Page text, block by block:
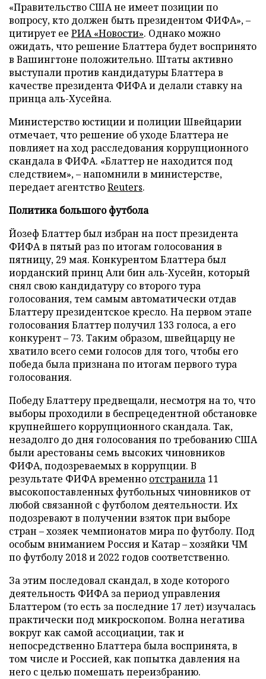
«Правительство США не имеет позиции по
вопросу, кто должен быть президентом ФИФА», –
цитирует ее РИА «Новости». Однако можно
ожидать, что решение Блаттера будет воспринято
в Вашингтоне положительно. Штаты активно
выступали против кандидатуры Блаттера в
качестве президента ФИФА и делали ставку на
принца аль-Хусейна.
Министерство юстиции и полиции Швейцарии
отмечает, что решение об уходе Блаттера не
повлияет на ход расследования коррупционного
скандала в ФИФА. «Блаттер не находится под
следствием», – напомнили в министерстве,
передает агентствоReuters.
Политика большого футбола
Йозеф Блаттер был избран на пост президента
ФИФА в пятый раз по итогам голосования в
пятницу, 29 мая. Конкурентом Блаттера был
иорданский принц Али бин аль-Хусейн, который
снял свою кандидатуру со второго тура
голосования, тем самым автоматически отдав
Блаттеру президентское кресло. На первом этапе
голосования Блаттер получил 133 голоса, а его
конкурент – 73. Таким образом, швейцарцу не
хватило всего семи голосов для того, чтобы его
победа была признана по итогам первого тура
голосования.
Победу Блаттеру предвещали, несмотря на то, что
выборы проходили в беспрецедентной обстановке
крупнейшего коррупционного скандала. Так,
незадолго до дня голосования по требованию США
были арестованы семь высоких чиновников
ФИФА, подозреваемых в коррупции. В
результате ФИФА временно отстранила 11
высокопоставленных футбольных чиновников от
любой связанной с футболом деятельности. Их
подозревают в получении взяток при выборе
стран – хозяек чемпионатов мира по футболу. Под
особым вниманием Россия и Катар – хозяйки ЧМ
по футболу 2018 и 2022 годов соответственно.
За этим последовал скандал, в ходе которого
деятельность ФИФА за период управления
Блаттером (то есть за последние 17 лет) изучалась
практически под микроскопом. Волна негатива
вокруг как самой ассоциации, так и
непосредственно Блаттера была воспринята, в
том числе и Россией, как попытка давления на
него с целью помешать переизбранию.